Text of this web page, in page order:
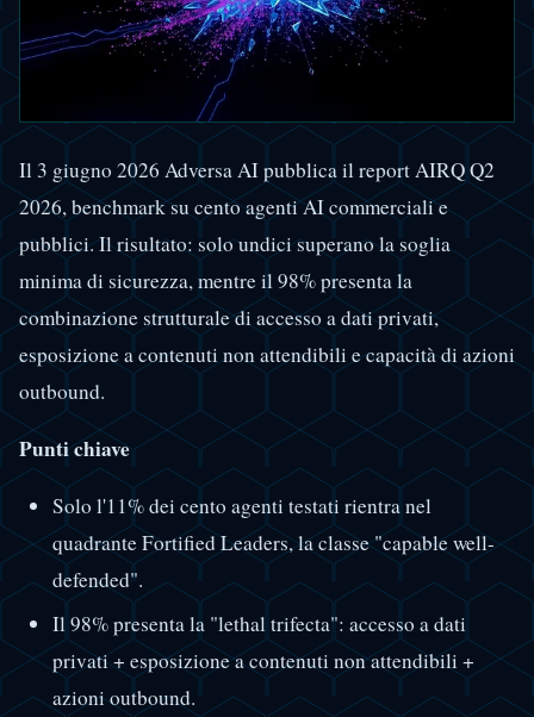
Il 3 giugno 2026 Adversa AI pubblica il report AIRQ Q2
2026, benchmark su cento agenti AI commerciali e
pubblici. Il risultato: solo undici superano la soglia
minima di sicurezza, mentre il 98% presenta la
combinazione strutturale di accesso a dati privati,
esposizione a contenuti non attendibili e capacità di azioni
outbound.
Punti chiave
Solo l'11% dei cento agenti testati rientra nel
quadrante Fortified Leaders, la classe "capable well-
defended".
Il 98% presenta la "lethal trifecta": accesso a dati
privati + esposizione a contenuti non attendibili +
azioni outbound.